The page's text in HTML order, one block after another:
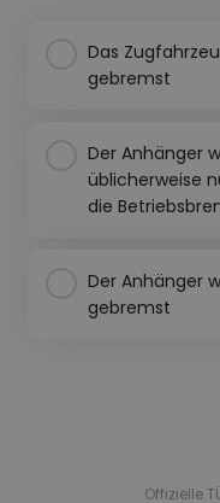
Das
gebremst
Der Anhänger
üblicherweise
die
Der Anhänger
gebremst
Offizielle